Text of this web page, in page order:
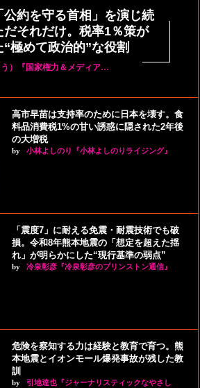
公約を守る首相」を演じ続
だそれだけ。税率1％策が
極めて政治的”な役割
）『国家権力＆メディア…
高市早苗は支持率のために日本を壊す。食
料品消費税1%の甘い誘惑に隠された2年後
の大増税
by 小林よしのり『小林よしのりライジング』
「震度7」に耐える免震・耐震技術でも破
損。令和8年熊本地震の「想定を超えた揺
れ」が明らかにした“現行基準の弱点”
by 冷泉彰彦『冷泉彰彦のプリンストン通信』
危険を察知する力は経験と教育で育つ。熊
本地震とイオンモール爆発事故が残した教
訓
by
引地達也『ジャーナリスティックなやさし